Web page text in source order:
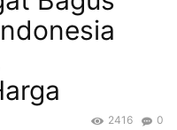
0
2416